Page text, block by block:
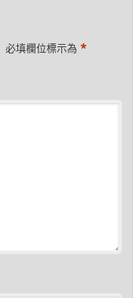
必填欄位標示為*